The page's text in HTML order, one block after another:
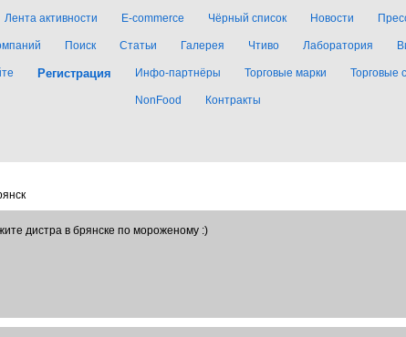
Лента активности E-commerce Чёрный список Новости
Поиск Статьи Галерея Чтиво Лаборатория
Регистрация Инфо-партнёры Торговые марки Торговые
NonFood Контракты
дистра в брянске по мороженому :)